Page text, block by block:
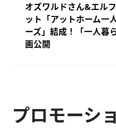
オズワルドさん&エル
ット「アットホーム一
ーズ」結成！「一人暮
画公開
プロモーシ